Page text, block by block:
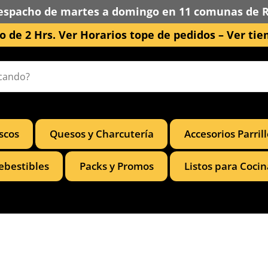
de martes a domingo en 11 comunas de
de 2 Hrs. Ver Horarios tope de pedidos – Ver
Quesos y Charcutería Accesorios
Packs y Promos Listos para